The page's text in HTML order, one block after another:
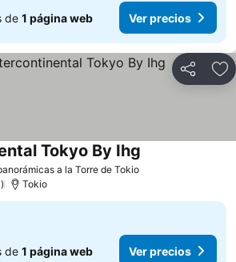
de 1 página web Ver precios
Compartir
a la Torre de Tokio
Tokyo By Ihg
Tokio
de 1 página web Ver precios